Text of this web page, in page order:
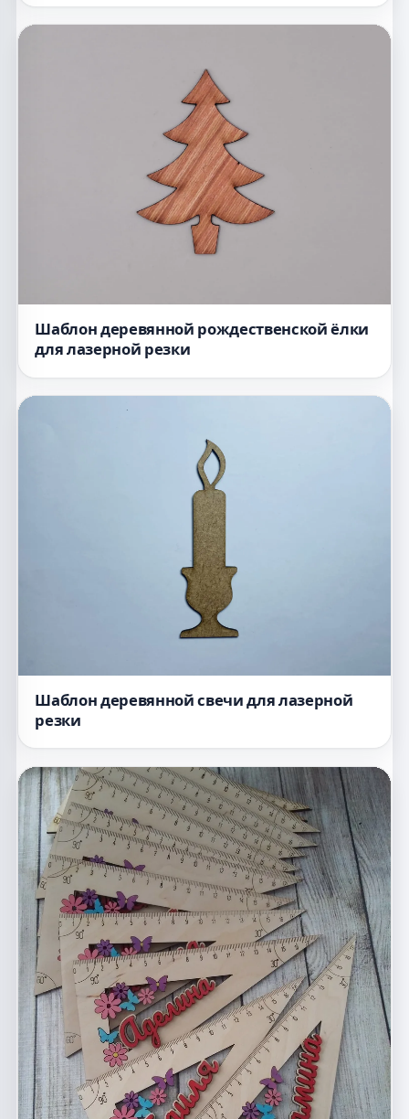
Шаблон деревянной рождественской ёлки
для лазерной резки
Шаблон деревянной свечи для лазерной
резки